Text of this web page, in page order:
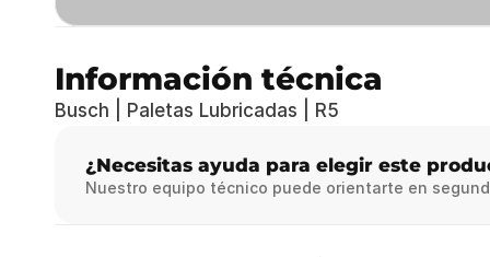
Información técnica
Busch | Paletas Lubricadas | R5
¿Necesitas ayuda para elegir este
Nuestro equipo técnico puede orientarte en